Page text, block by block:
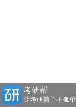
考研帮
让考研简单不孤单